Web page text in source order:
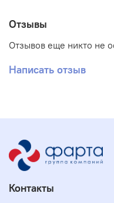
Отзывы
Отзывов еще никто не
Написать отзыв
Контакты